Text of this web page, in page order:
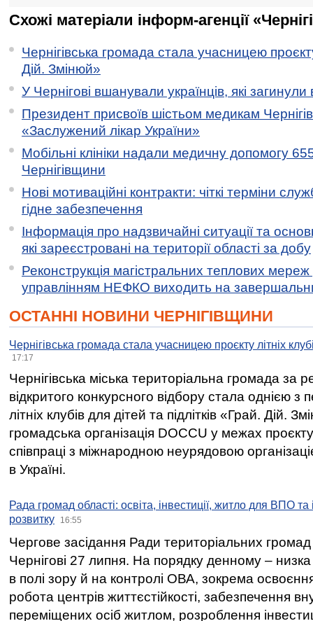
Схожі матеріали інформ-агенції
Чернігівська громада стала учасницею
Дій. Змінюй»
У Чернігові вшанували українців, які загинули
Президент присвоїв шістьом медикам
«Заслужений лікар України»
Мобільні клініки надали медичну допомогу
Чернігівщини
Нові мотиваційні контракти: чіткі терміни
гідне забезпечення
Інформація про надзвичайні ситуації та
які зареєстровані на території області за добу
Реконструкція магістральних теплових мереж
управлінням НЕФКО виходить на
ОСТАННІ НОВИНИ ЧЕРНІГІВЩИНИ
Чернігівська громада стала учасницею проєкту літніх
17:17
Чернігівська міська територіальна громада за
відкритого конкурсного відбору стала однією
літніх клубів для дітей та підлітків «Грай. Дій.
громадська організація DOCCU у межах
співпраці з міжнародною неурядовою
в Україні.
Рада громад області: освіта, інвестиції, житло для ВПО
розвитку
16:55
Чергове засідання Ради територіальних громад
Чернігові 27 липня. На порядку денному –
в полі зору й на контролі ОВА, зокрема освоєння
робота центрів життєстійкості, забезпечення
переміщених осіб житлом, розроблення